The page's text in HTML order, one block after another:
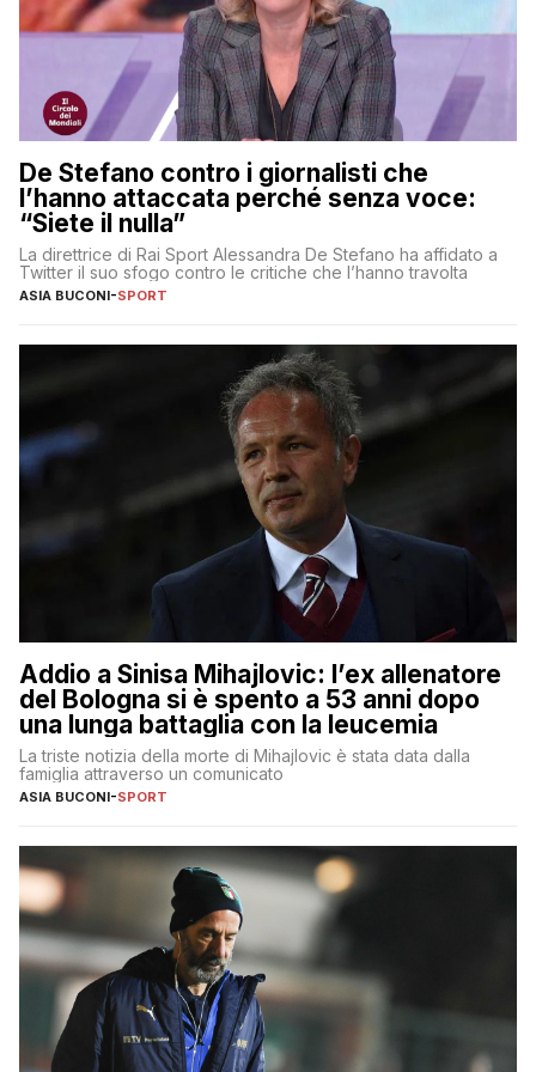
De Stefano contro i giornalisti che
l’hanno attaccata perché senza voce:
“Siete il nulla”
La direttrice di Rai Sport Alessandra De Stefano ha affidato a
Twitter il suo sfogo contro le critiche che l’hanno travolta
ASIA BUCONI-SPORT
Addio a Sinisa Mihajlovic: l’ex allenatore
del Bologna si è spento a 53 anni dopo
una lunga battaglia con la leucemia
La triste notizia della morte di Mihajlovic è stata data dalla
famiglia attraverso un comunicato
ASIA BUCONI-SPORT